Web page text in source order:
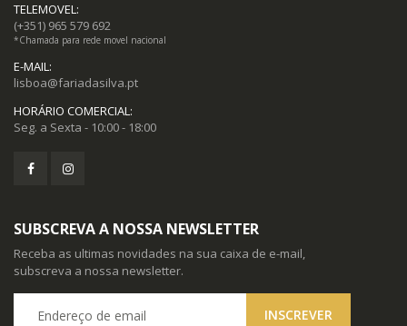
TELEMOVEL:
(+351) 965 579 692
*Chamada para rede movel nacional
E-MAIL:
lisboa@fariadasilva.pt
HORÁRIO COMERCIAL:
Seg. a Sexta - 10:00 - 18:00
SUBSCREVA A NOSSA NEWSLETTER
Receba as ultimas novidades na sua caixa de e-mail,
subscreva a nossa newsletter.